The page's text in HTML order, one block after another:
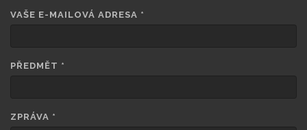
VAŠE E-MAILOVÁ ADRESA *
PŘEDMĚT *
ZPRÁVA *